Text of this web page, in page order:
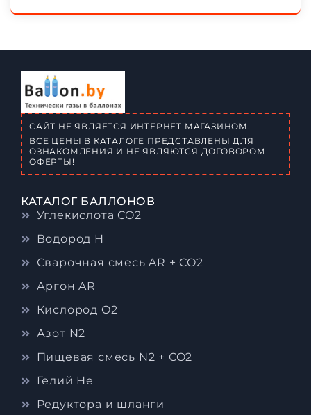
САЙТ НЕ ЯВЛЯЕТСЯ ИНТЕРНЕТ МАГАЗИНОМ.
ВСЕ ЦЕНЫ В КАТАЛОГЕ ПРЕДСТАВЛЕНЫ ДЛЯ
ОЗНАКОМЛЕНИЯ И НЕ ЯВЛЯЮТСЯ ДОГОВОРОМ
ОФЕРТЫ!
КАТАЛОГ БАЛЛОНОВ
Углекислота CO2
Водород H
Сварочная смесь AR + CO2
Аргон AR
Кислород O2
Азот N2
Пищевая смесь N2 + CO2
Гелий He
Редуктора и шланги